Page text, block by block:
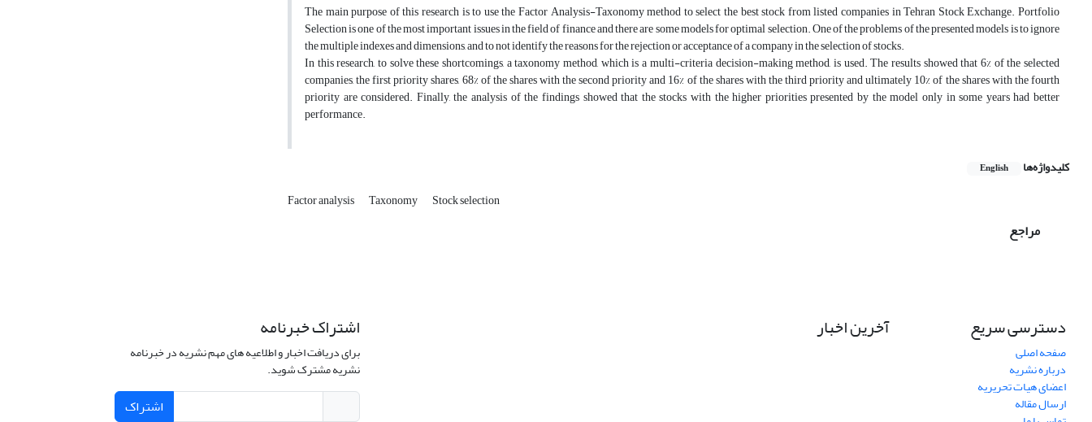
The main purpose of this research is to use the Factor Analysis-Taxonomy method to select the best stock from listed companies in Tehran Stock Exchange. Portfolio
Selection is one of the most important issues in the field of finance and there are some models for optimal selection. One of the problems of the presented models is to ignore
the multiple indexes and dimensions, and to not identify the reasons for the rejection or acceptance of a company in the selection of stocks.
In this research, to solve these shortcomings, a taxonomy method, which is a multi-criteria decision-making method, is used. The results showed that 6% of the selected
companies, the first priority shares, 68% of the shares with the second priority and 16% of the shares with the third priority and ultimately 10% of the shares with the fourth
priority are considered. Finally, the analysis of the findings showed that the stocks with the higher priorities presented by the model only in some years had better
performance.
کلیدواژه‌ها English
Factor analysis Taxonomy Stock selection
مراجع
دسترسی سریع
صفحه اصلی
درباره نشریه
اعضای هیات تحریریه
ارسال مقاله
آخرین اخبار اشتراک خبرنامه
برای دریافت اخبار و اطلاعیه های مهم نشریه در خبرنامه
نشریه مشترک شوید.
اشتراک